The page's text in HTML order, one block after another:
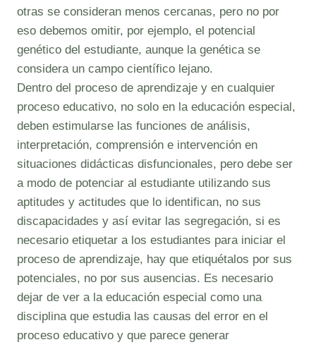
otras se consideran menos cercanas, pero no por
eso debemos omitir, por ejemplo, el potencial
genético del estudiante, aunque la genética se
considera un campo científico lejano.
Dentro del proceso de aprendizaje y en cualquier
proceso educativo, no solo en la educación especial,
deben estimularse las funciones de análisis,
interpretación, comprensión e intervención en
situaciones didácticas disfuncionales, pero debe ser
a modo de potenciar al estudiante utilizando sus
aptitudes y actitudes que lo identifican, no sus
discapacidades y así evitar las segregación, si es
necesario etiquetar a los estudiantes para iniciar el
proceso de aprendizaje, hay que etiquétalos por sus
potenciales, no por sus ausencias. Es necesario
dejar de ver a la educación especial como una
disciplina que estudia las causas del error en el
proceso educativo y que parece generar